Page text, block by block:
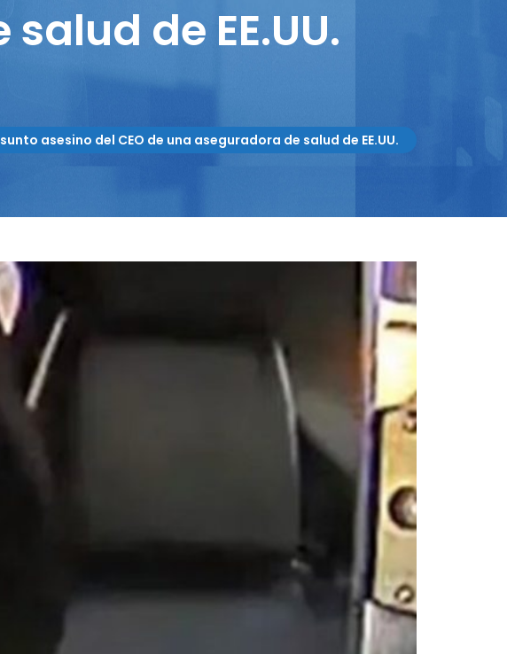
de EE.UU.
asesino del CEO de una aseguradora de salud de EE.UU.